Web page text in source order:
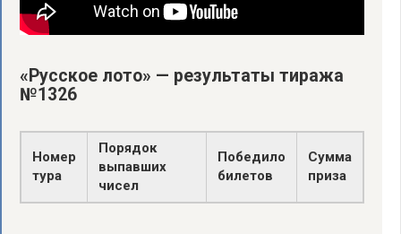
«Русское лото» — результаты тиража
№1326
Номер
тура
Порядок
выпавших
чисел
Победило
билетов
Сумма
приза